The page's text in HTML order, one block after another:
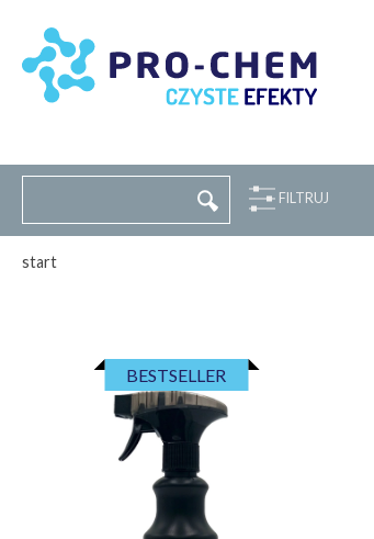
FILTRUJ
start
BESTSELLER